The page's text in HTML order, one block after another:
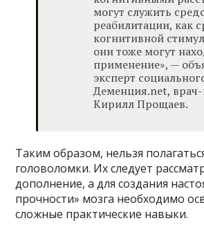
могут служить
реабилитации, как
когнитивной
они тоже могут
применение», —
эксперт
Деменция.net, врач-
Кирилл Прощаев.
Таким образом, нельзя
головоломки. Их следует
дополнение, а для создания
прочности» мозга необходимо
сложные практические навыки.